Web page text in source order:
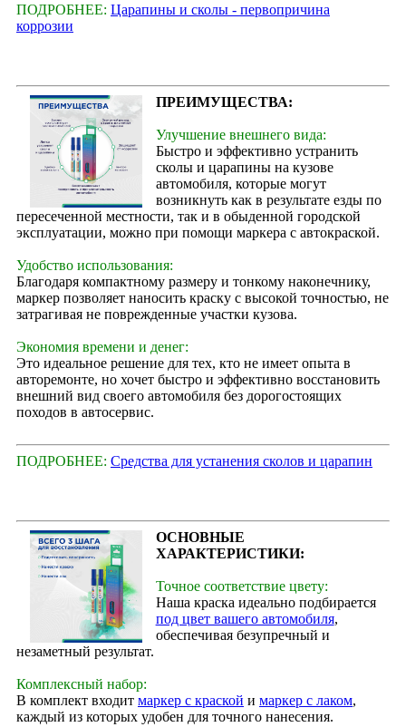
ПОДРОБНЕЕ: Царапины и сколы - первопричина
коррозии
ПРЕИМУЩЕСТВА:
Улучшение внешнего вида:
Быстро и эффективно устранить
сколы и царапины на кузове
автомобиля, которые могут
возникнуть как в результате езды по
пересеченной местности, так и в обыденной городской
эксплуатации, можно при помощи маркера с автокраской.
Удобство использования:
Благодаря компактному размеру и тонкому наконечнику,
маркер позволяет наносить краску с высокой точностью, не
затрагивая не поврежденные участки кузова.
Экономия времени и денег:
Это идеальное решение для тех, кто не имеет опыта в
авторемонте, но хочет быстро и эффективно восстановить
внешний вид своего автомобиля без дорогостоящих
походов в автосервис.
ПОДРОБНЕЕ: Средства для устанения сколов и царапин
ОСНОВНЫЕ
ХАРАКТЕРИСТИКИ:
Точное соответствие цвету:
Наша краска идеально подбирается
под цвет вашего автомобиля,
обеспечивая безупречный и
незаметный результат.
Комплексный набор:
В комплект входит маркер с краской и маркер с лаком,
каждый из которых удобен для точного нанесения.